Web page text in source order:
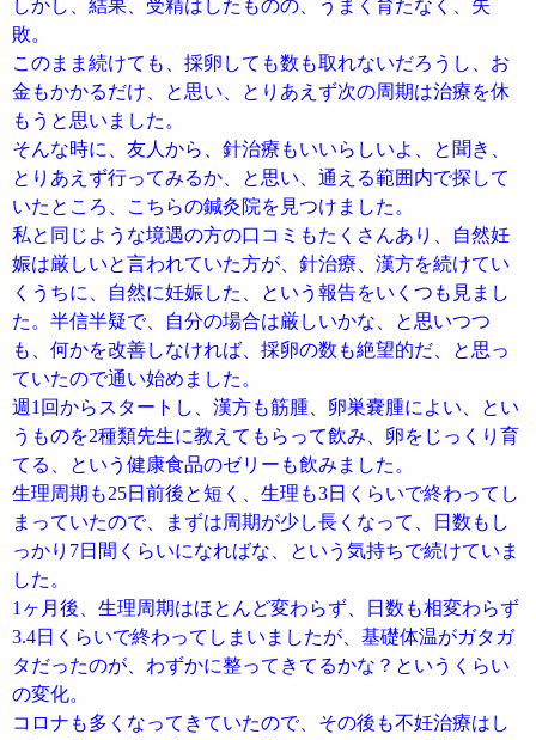
しかし、結果、受精はしたものの、うまく育たなく、失
敗。
このまま続けても、採卵しても数も取れないだろうし、お
金もかかるだけ、と思い、とりあえず次の周期は治療を休
もうと思いました。
そんな時に、友人から、針治療もいいらしいよ、と聞き、
とりあえず行ってみるか、と思い、通える範囲内で探して
いたところ、こちらの鍼灸院を見つけました。
私と同じような境遇の方の口コミもたくさんあり、自然妊
娠は厳しいと言われていた方が、針治療、漢方を続けてい
くうちに、自然に妊娠した、という報告をいくつも見まし
た。半信半疑で、自分の場合は厳しいかな、と思いつつ
も、何かを改善しなければ、採卵の数も絶望的だ、と思っ
ていたので通い始めました。
週1回からスタートし、漢方も筋腫、卵巣嚢腫によい、とい
うものを2種類先生に教えてもらって飲み、卵をじっくり育
てる、という健康食品のゼリーも飲みました。
生理周期も25日前後と短く、生理も3日くらいで終わってし
まっていたので、まずは周期が少し長くなって、日数もし
っかり7日間くらいになればな、という気持ちで続けていま
した。
1ヶ月後、生理周期はほとんど変わらず、日数も相変わらず
3.4日くらいで終わってしまいましたが、基礎体温がガタガ
タだったのが、わずかに整ってきてるかな？というくらい
の変化。
コロナも多くなってきていたので、その後も不妊治療はし